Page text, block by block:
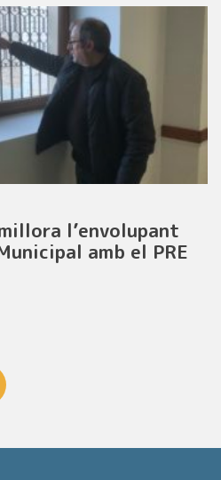
l’envolupant
amb el PRE